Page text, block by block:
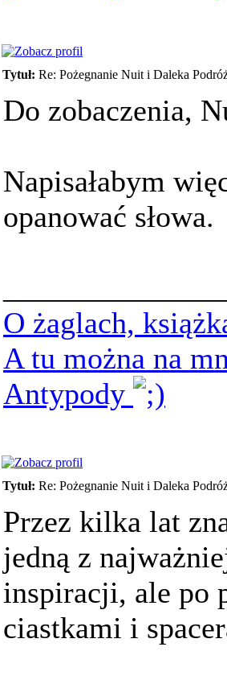
Tytuł: Re: Pożegnanie Nuit i Daleka
Do zobaczenia,
Napisałabym
opanować słowa.
O żaglach,
A tu można na
Antypody
Tytuł: Re: Pożegnanie Nuit i Daleka
Przez kilka lat
jedną z
inspiracji, ale po
ciastkami i